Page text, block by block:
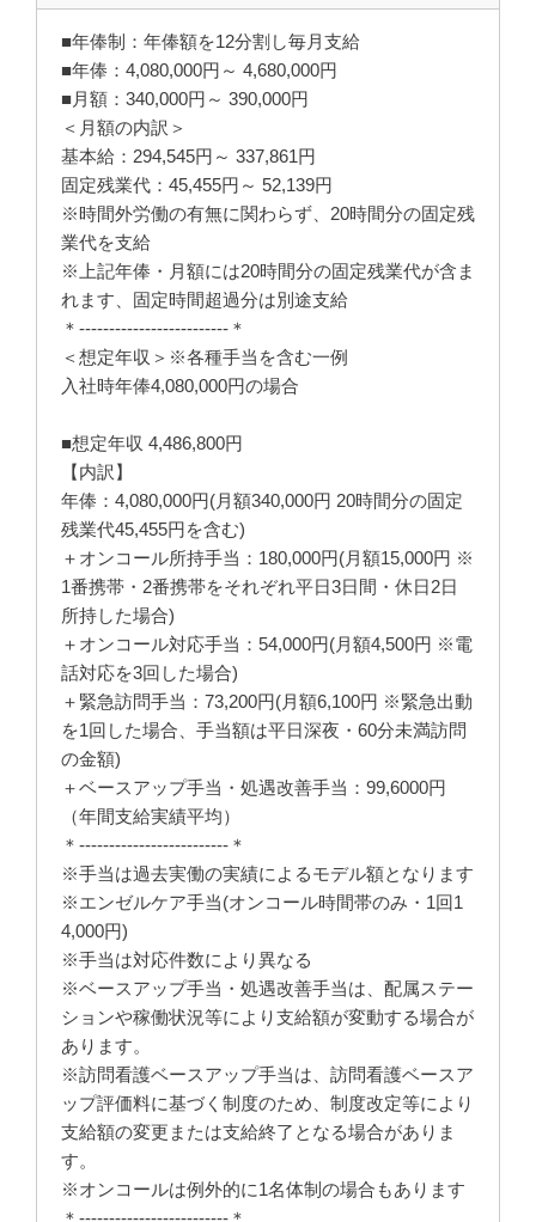
■年俸制：年俸額を12分割し毎月支給
■年俸：4,080,000円～ 4,680,000円
■月額：340,000円～ 390,000円
＜月額の内訳＞
基本給：294,545円～ 337,861円
固定残業代：45,455円～ 52,139円
※時間外労働の有無に関わらず、20時間分の固定残
業代を支給
※上記年俸・月額には20時間分の固定残業代が含ま
れます、固定時間超過分は別途支給
＊-------------------------＊
＜想定年収＞※各種手当を含む一例
入社時年俸4,080,000円の場合
■想定年収 4,486,800円
【内訳】
年俸：4,080,000円(月額340,000円 20時間分の固定
残業代45,455円を含む)
＋オンコール所持手当：180,000円(月額15,000円 ※
1番携帯・2番携帯をそれぞれ平日3日間・休日2日
所持した場合)
＋オンコール対応手当：54,000円(月額4,500円 ※電
話対応を3回した場合)
＋緊急訪問手当：73,200円(月額6,100円 ※緊急出動
を1回した場合、手当額は平日深夜・60分未満訪問
の金額)
＋ベースアップ手当・処遇改善手当：99,6000円
（年間支給実績平均）
＊-------------------------＊
※手当は過去実働の実績によるモデル額となります
※エンゼルケア手当(オンコール時間帯のみ・1回1
4,000円)
※手当は対応件数により異なる
※ベースアップ手当・処遇改善手当は、配属ステー
ションや稼働状況等により支給額が変動する場合が
あります。
※訪問看護ベースアップ手当は、訪問看護ベースア
ップ評価料に基づく制度のため、制度改定等により
支給額の変更または支給終了となる場合がありま
す。
※オンコールは例外的に1名体制の場合もあります